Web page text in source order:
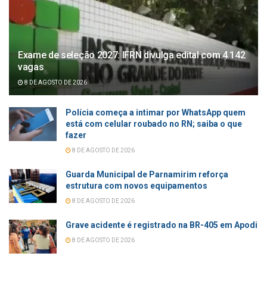
Exame de seleção 2027: IFRN divulga edital com 4.142
vagas
8 DE AGOSTO DE 2026
Polícia começa a intimar por WhatsApp quem
está com celular roubado no RN; saiba o que
fazer
8 DE AGOSTO DE 2026
Guarda Municipal de Parnamirim reforça
estrutura com novos equipamentos
8 DE AGOSTO DE 2026
Grave acidente é registrado na BR-405 em Apodi
8 DE AGOSTO DE 2026